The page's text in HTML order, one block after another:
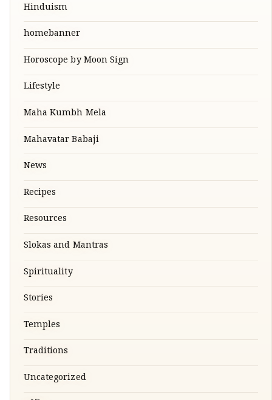
Hinduism
homebanner
Horoscope by Moon Sign
Lifestyle
Maha Kumbh Mela
Mahavatar Babaji
News
Recipes
Resources
Slokas and Mantras
Spirituality
Stories
Temples
Traditions
Uncategorized